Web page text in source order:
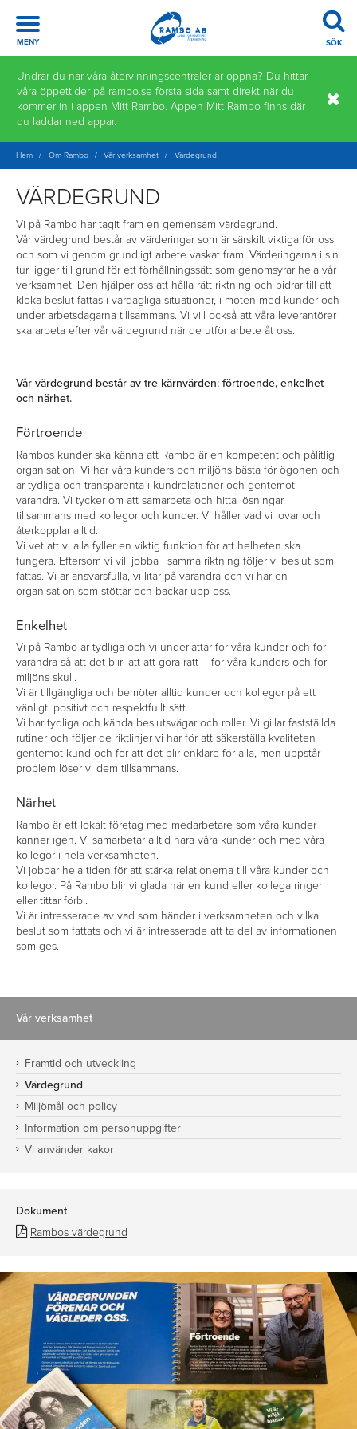
innehåll
Undrar du när våra återvinningscentraler är öppna? Du hittar
våra öppettider på rambo.se första sida samt direkt när du
kommer in i appen Mitt Rambo. Appen Mitt Rambo finns där
du laddar ned appar.
Meny
MENY SÖK
Hem / Om Rambo / Vår verksamhet / Värdegrund
VÄRDEGRUND
Vi på Rambo har tagit fram en gemensam värdegrund.
Vår värdegrund består av värderingar som är särskilt viktiga för oss
och som vi genom grundligt arbete vaskat fram. Värderingarna i sin
tur ligger till grund för ett förhållningssätt som genomsyrar hela vår
verksamhet. Den hjälper oss att hålla rätt riktning och bidrar till att
kloka beslut fattas i vardagliga situationer, i möten med kunder och
under arbetsdagarna tillsammans. Vi vill också att våra leverantörer
ska arbeta efter vår värdegrund när de utför arbete åt oss.
Vår värdegrund består av tre kärnvärden: förtroende, enkelhet
och närhet.
Förtroende
Rambos kunder ska känna att Rambo är en kompetent och pålitlig
organisation. Vi har våra kunders och miljöns bästa för ögonen och
är tydliga och transparenta i kundrelationer och gentemot
varandra. Vi tycker om att samarbeta och hitta lösningar
tillsammans med kollegor och kunder. Vi håller vad vi lovar och
återkopplar alltid.
Vi vet att vi alla fyller en viktig funktion för att helheten ska
fungera. Eftersom vi vill jobba i samma riktning följer vi beslut som
fattas. Vi är ansvarsfulla, vi litar på varandra och vi har en
organisation som stöttar och backar upp oss.
Enkelhet
Vi på Rambo är tydliga och vi underlättar för våra kunder och för
varandra så att det blir lätt att göra rätt – för våra kunders och för
miljöns skull.
Vi är tillgängliga och bemöter alltid kunder och kollegor på ett
vänligt, positivt och respektfullt sätt.
Vi har tydliga och kända beslutsvägar och roller. Vi gillar fastställda
rutiner och följer de riktlinjer vi har för att säkerställa kvaliteten
gentemot kund och för att det blir enklare för alla, men uppstår
problem löser vi dem tillsammans.
Närhet
Rambo är ett lokalt företag med medarbetare som våra kunder
känner igen. Vi samarbetar alltid nära våra kunder och med våra
kollegor i hela verksamheten.
Vi jobbar hela tiden för att stärka relationerna till våra kunder och
kollegor. På Rambo blir vi glada när en kund eller kollega ringer
eller tittar förbi.
Vi är intresserade av vad som händer i verksamheten och vilka
beslut som fattats och vi är intresserade att ta del av informationen
som ges.
Vår verksamhet
Framtid och utveckling
Värdegrund
Miljömål och policy
Information om personuppgifter
Vi använder kakor
Dokument
Rambos värdegrund